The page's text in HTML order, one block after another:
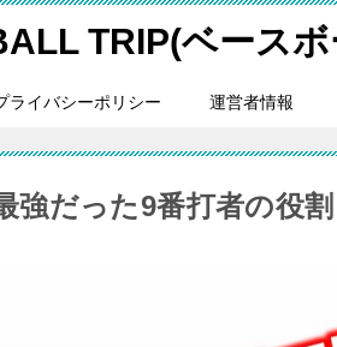
TRIP(ベース
ライバシーポリシー 運営者情報
強だった9番打者の役